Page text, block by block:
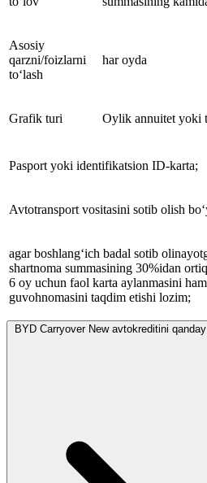
Asosiy
qarzni/foizlarni
to‘lash
har oyda
Grafik turi Oylik annuitet yoki
Pasport yoki identifikatsion ID-karta;
Avtotransport vositasini sotib olish
agar boshlang‘ich badal sotib
shartnoma summasining 30%idan
6 oy uchun faol karta aylanmasini
guvohnomasini taqdim etishi lozim;
BYD Carryover New avtokreditini